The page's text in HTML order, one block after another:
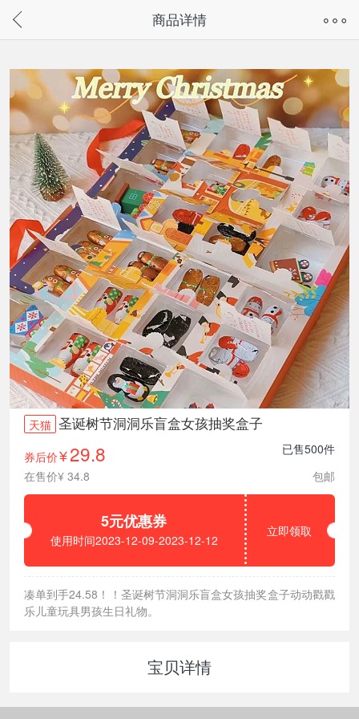
请通过微信或支付宝搜“奇兔客小程序”访问
商品详情
天猫 圣诞树节洞洞乐盲盒女孩抽奖盒子
券后价¥29.8
已售500件
在售价¥ 34.8
包邮
5元优惠券
使用时间2023-12-09-2023-12-12
立即领取
凑单到手24.58！！圣诞树节洞洞乐盲盒女孩抽奖盒子动动戳戳
乐儿童玩具男孩生日礼物。
宝贝详情